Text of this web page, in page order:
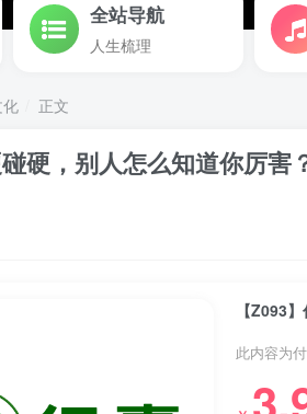
全站导航
人生梳理
正文
碰硬，别人怎么知道你厉害
【Z093
此内容为